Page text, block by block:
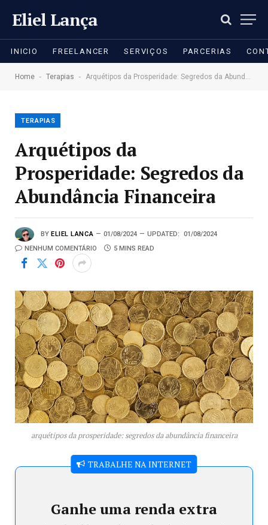
Eliel Lança
INICIO FREELANCER SERVIÇOS PARCERIAS
Home - Terapias - Arquétipos da Prosperidade: Segredos da Abundância Financeira
TERAPIAS
Arquétipos da
Prosperidade: Segredos da
Abundância Financeira
BY ELIEL LANCA 01/08/2024 UPDATED:
01/08/2024
NENHUM COMENTÁRIO
5 MINS READ
arquétipos da prosperidade: segredos da abundância financeira
TRABALHE NA INTERNET
Ganhe uma renda extra